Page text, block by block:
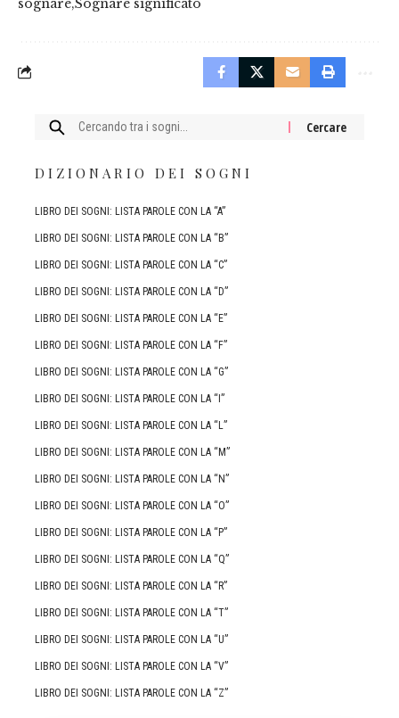
sognare Sognare significato
Cercare:
DIZIONARIO DEI SOGNI
LIBRO DEI SOGNI: LISTA PAROLE CON LA “A”
LIBRO DEI SOGNI: LISTA PAROLE CON LA “B”
LIBRO DEI SOGNI: LISTA PAROLE CON LA “C”
LIBRO DEI SOGNI: LISTA PAROLE CON LA “D”
LIBRO DEI SOGNI: LISTA PAROLE CON LA “E”
LIBRO DEI SOGNI: LISTA PAROLE CON LA “F”
LIBRO DEI SOGNI: LISTA PAROLE CON LA “G”
LIBRO DEI SOGNI: LISTA PAROLE CON LA “I”
LIBRO DEI SOGNI: LISTA PAROLE CON LA “L”
LIBRO DEI SOGNI: LISTA PAROLE CON LA “M”
LIBRO DEI SOGNI: LISTA PAROLE CON LA “N”
LIBRO DEI SOGNI: LISTA PAROLE CON LA “O”
LIBRO DEI SOGNI: LISTA PAROLE CON LA “P”
LIBRO DEI SOGNI: LISTA PAROLE CON LA “Q”
LIBRO DEI SOGNI: LISTA PAROLE CON LA “R”
LIBRO DEI SOGNI: LISTA PAROLE CON LA “T”
LIBRO DEI SOGNI: LISTA PAROLE CON LA “U”
LIBRO DEI SOGNI: LISTA PAROLE CON LA “V”
LIBRO DEI SOGNI: LISTA PAROLE CON LA “Z”